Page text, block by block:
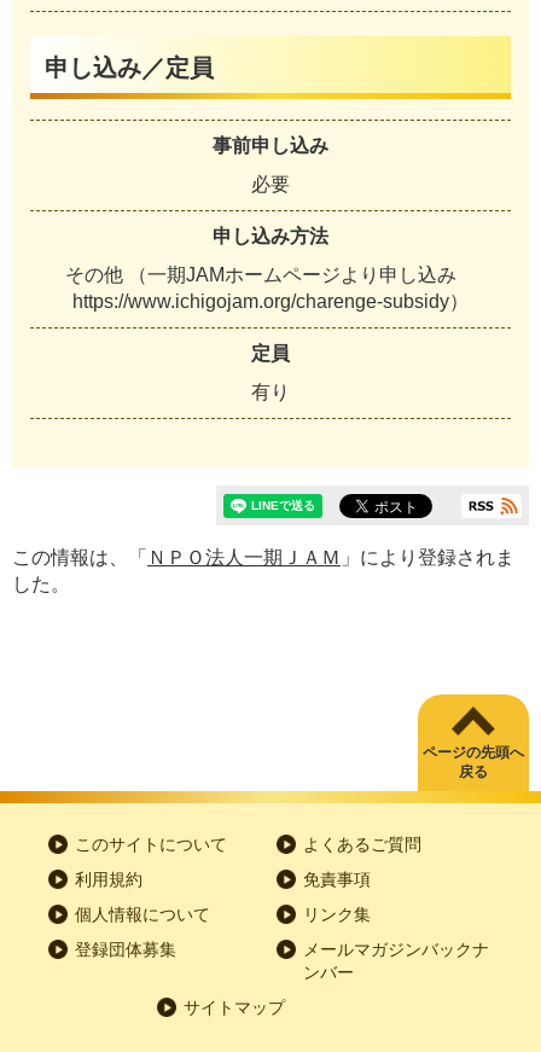
申し込み／定員
事前申し込み
必要
申し込み方法
その他 （一期JAMホームページより申し込み
https://www.ichigojam.org/charenge-subsidy）
定員
有り
この情報は、「 ＮＰＯ法人一期ＪＡＭ 」により登録されま
した。
ページの先頭へ
戻る
このサイトについて
よくあるご質問
利用規約
免責事項
個人情報について
リンク集
登録団体募集
メールマガジンバックナ
ンバー
サイトマップ